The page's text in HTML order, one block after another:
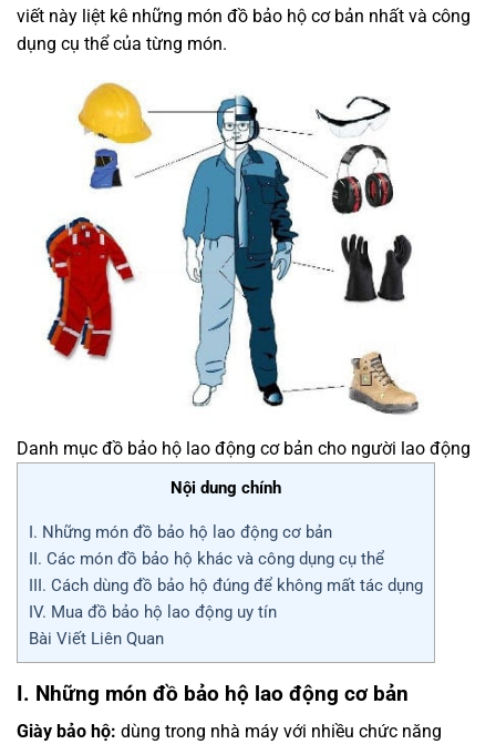
viết này liệt kê những món đồ bảo hộ cơ bản nhất và công
dụng cụ thể của từng món.
Danh mục đồ bảo hộ lao động cơ bản cho người lao động
Nội dung chính
I. Những món đồ bảo hộ lao động cơ bản
II. Các món đồ bảo hộ khác và công dụng cụ thể
III. Cách dùng đồ bảo hộ đúng để không mất tác dụng
IV. Mua đồ bảo hộ lao động uy tín
Bài Viết Liên Quan
I. Những món đồ bảo hộ lao động cơ bản
Giày bảo hộ: dùng trong nhà máy với nhiều chức năng